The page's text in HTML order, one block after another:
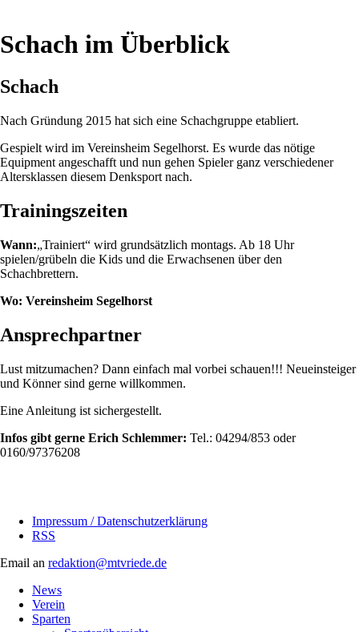
Schach im Überblick
Schach
Nach Gründung 2015 hat sich eine Schachgruppe etabliert.
Gespielt wird im Vereinsheim Segelhorst. Es wurde das nötige
Equipment angeschafft und nun gehen Spieler ganz verschiedener
Altersklassen diesem Denksport nach.
Trainingszeiten
Wann:„Trainiert“ wird grundsätzlich montags. Ab 18 Uhr
spielen/grübeln die Kids und die Erwachsenen über den
Schachbrettern.
Wo: Vereinsheim Segelhorst
Ansprechpartner
Lust mitzumachen? Dann einfach mal vorbei schauen!!! Neueinsteiger
und Könner sind gerne willkommen.
Eine Anleitung ist sichergestellt.
Infos gibt gerne Erich Schlemmer: Tel.: 04294/853 oder
0160/97376208
überspringenImpressum / Datenschutzerklärung
RSS
Email an redaktion@mtvriede.de
News
Verein
Sparten